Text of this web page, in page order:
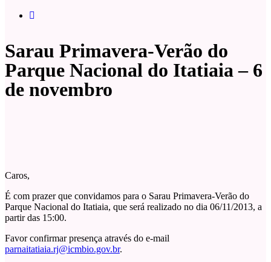
Sarau Primavera-Verão do
Parque Nacional do Itatiaia – 6
de novembro
Caros,
É com prazer que convidamos para o Sarau Primavera-Verão do
Parque Nacional do Itatiaia, que será realizado no dia 06/11/2013, a
partir das 15:00.
Favor confirmar presença através do e-mail
parnaitatiaia.rj@icmbio.gov.br.